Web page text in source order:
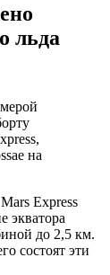
льда
на
Express
экватора
до 2,5 км.
состоят эти